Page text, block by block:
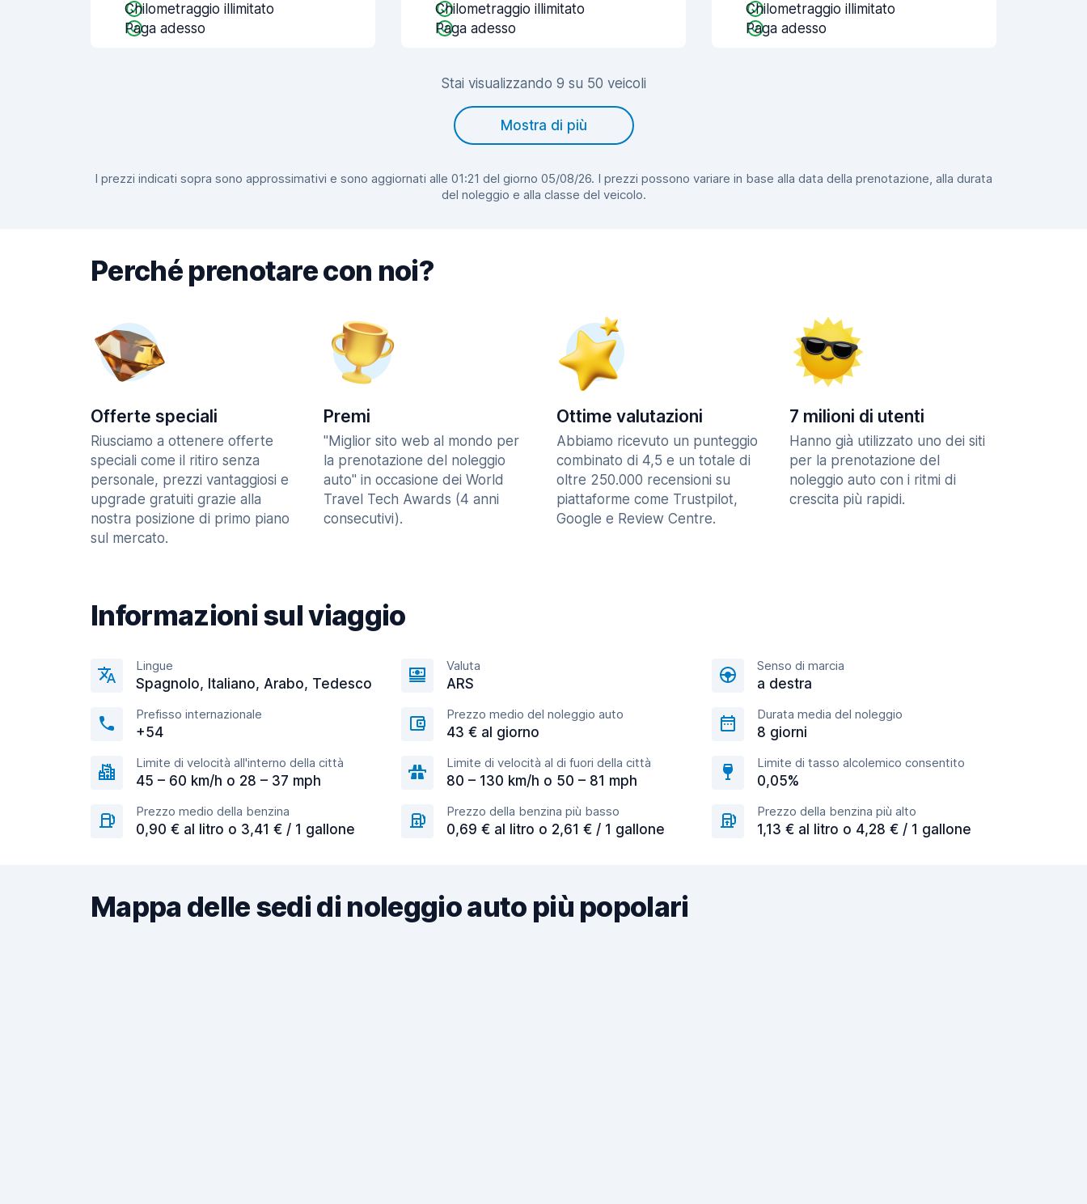
Chilometraggio illimitato
Paga adesso
Chilometraggio illimitato
Paga adesso
Chilometraggio illimitato
Paga adesso
Stai visualizzando 9 su 50 veicoli
Mostra di più
I prezzi indicati sopra sono approssimativi e sono aggiornati alle 01:21 del giorno 05/08/26. I prezzi possono variare in base alla data della prenotazione, alla durata
del noleggio e alla classe del veicolo.
Perché prenotare con noi?
Offerte speciali
Riusciamo a ottenere offerte
speciali come il ritiro senza
personale, prezzi vantaggiosi e
upgrade gratuiti grazie alla
nostra posizione di primo piano
sul mercato.
Premi
"Miglior sito web al mondo per
la prenotazione del noleggio
auto" in occasione dei World
Travel Tech Awards (4 anni
consecutivi).
Ottime valutazioni
Abbiamo ricevuto un punteggio
combinato di 4,5 e un totale di
oltre 250.000 recensioni su
piattaforme come Trustpilot,
Google e Review Centre.
7 milioni di utenti
Hanno già utilizzato uno dei siti
per la prenotazione del
noleggio auto con i ritmi di
crescita più rapidi.
Informazioni sul viaggio
Lingue
Spagnolo, Italiano, Arabo, Tedesco
Valuta
ARS
Senso di marcia
a destra
Prefisso internazionale
+54
Prezzo medio del noleggio auto
43 € al giorno
Durata media del noleggio
8 giorni
Limite di velocità all'interno della città
45 – 60 km/h o 28 – 37 mph
Limite di velocità al di fuori della città
80 – 130 km/h o 50 – 81 mph
Limite di tasso alcolemico consentito
0,05%
Prezzo medio della benzina
0,90 € al litro o 3,41 € / 1 gallone
Prezzo della benzina più basso
0,69 € al litro o 2,61 € / 1 gallone
Prezzo della benzina più alto
1,13 € al litro o 4,28 € / 1 gallone
Mappa delle sedi di noleggio auto più popolari